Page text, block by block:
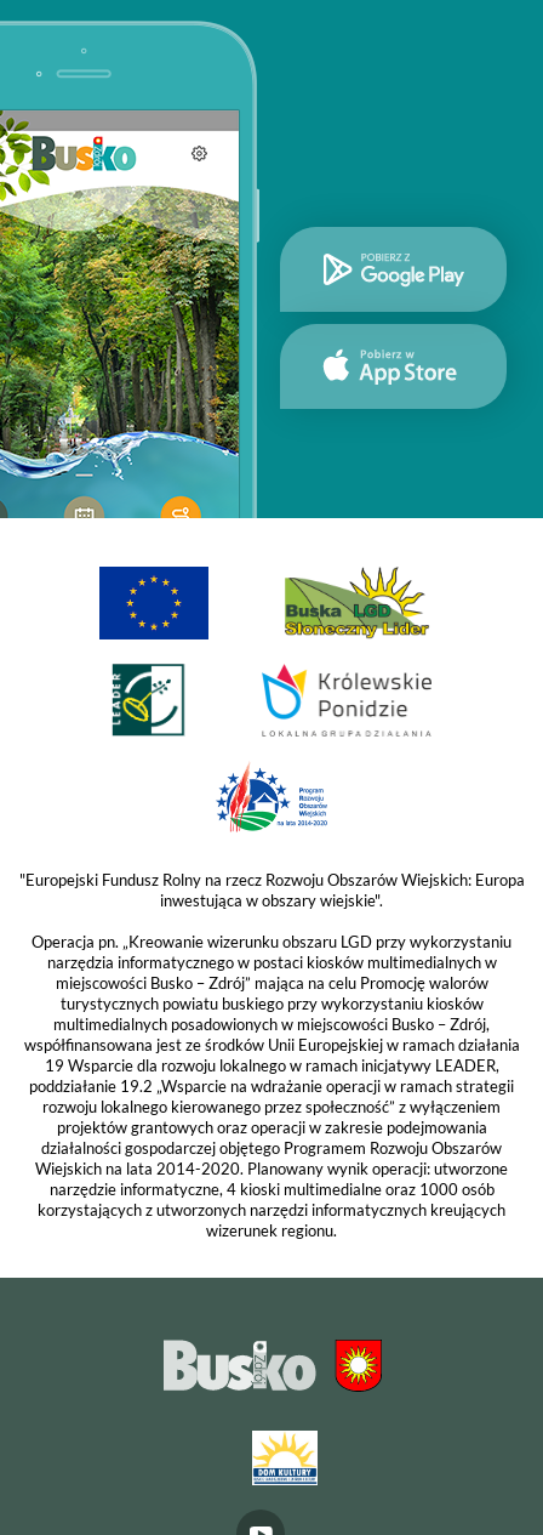
"Europejski Fundusz Rolny na rzecz Rozwoju Obszarów Wiejskich: Europa
inwestująca w obszary wiejskie".
Operacja pn. „Kreowanie wizerunku obszaru LGD przy wykorzystaniu
narzędzia informatycznego w postaci kiosków multimedialnych w
miejscowości Busko – Zdrój” mająca na celu Promocję walorów
turystycznych powiatu buskiego przy wykorzystaniu kiosków
multimedialnych posadowionych w miejscowości Busko – Zdrój,
współfinansowana jest ze środków Unii Europejskiej w ramach działania
19 Wsparcie dla rozwoju lokalnego w ramach inicjatywy LEADER,
poddziałanie 19.2 „Wsparcie na wdrażanie operacji w ramach strategii
rozwoju lokalnego kierowanego przez społeczność” z wyłączeniem
projektów grantowych oraz operacji w zakresie podejmowania
działalności gospodarczej objętego Programem Rozwoju Obszarów
Wiejskich na lata 2014-2020. Planowany wynik operacji: utworzone
narzędzie informatyczne, 4 kioski multimedialne oraz 1000 osób
korzystających z utworzonych narzędzi informatycznych kreujących
wizerunek regionu.